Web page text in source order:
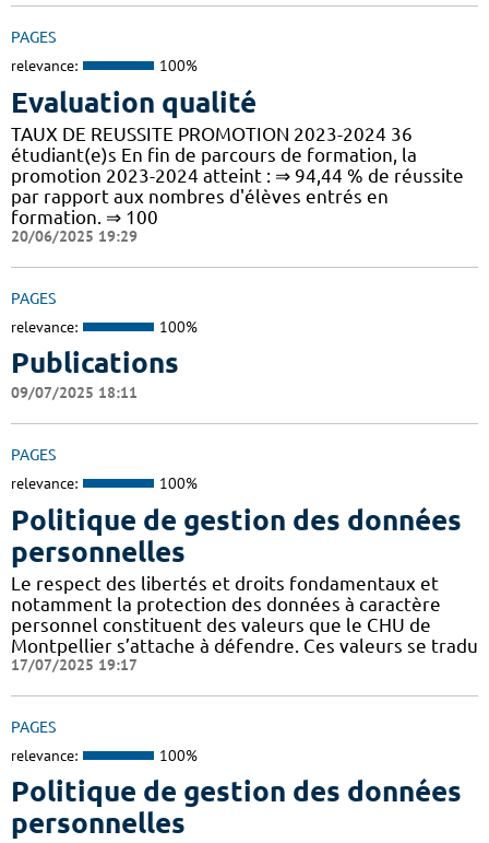
PAGES
relevance: 100%
Evaluation qualité
TAUX DE REUSSITE PROMOTION 2023-2024 36
étudiant(e)s En fin de parcours de formation, la
promotion 2023-2024 atteint : ⇒ 94,44 % de réussite
par rapport aux nombres d'élèves entrés en
formation. ⇒ 100
20/06/2025 19:29
PAGES
relevance: 100%
Publications
09/07/2025 18:11
PAGES
relevance: 100%
Politique de gestion des données
personnelles
Le respect des libertés et droits fondamentaux et
notamment la protection des données à caractère
personnel constituent des valeurs que le CHU de
Montpellier s’attache à défendre. Ces valeurs se tradu
17/07/2025 19:17
PAGES
relevance: 100%
Politique de gestion des données
personnelles